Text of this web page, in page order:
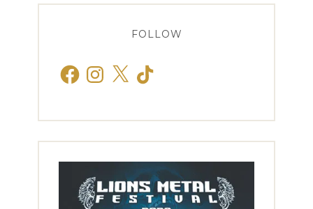
FOLLOW
FacebookInstagram
X TikTok